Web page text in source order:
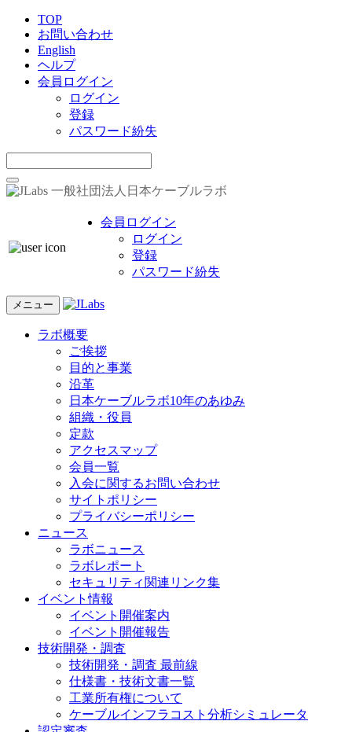
TOP
お問い合わせ
English
ヘルプ
会員ログイン
ログイン
登録
パスワード紛失
一般社団法人日本ケーブルラボ
会員ログイン
ログイン
登録
パスワード紛失
メニュー
ラボ概要
ご挨拶
目的と事業
沿革
日本ケーブルラボ10年のあゆみ
組織・役員
定款
アクセスマップ
会員一覧
入会に関するお問い合わせ
サイトポリシー
プライバシーポリシー
ニュース
ラボニュース
ラボレポート
セキュリティ関連リンク集
イベント情報
イベント開催案内
イベント開催報告
技術開発・調査
技術開発・調査 最前線
仕様書・技術文書一覧
工業所有権について
ケーブルインフラコスト分析シミュレータ